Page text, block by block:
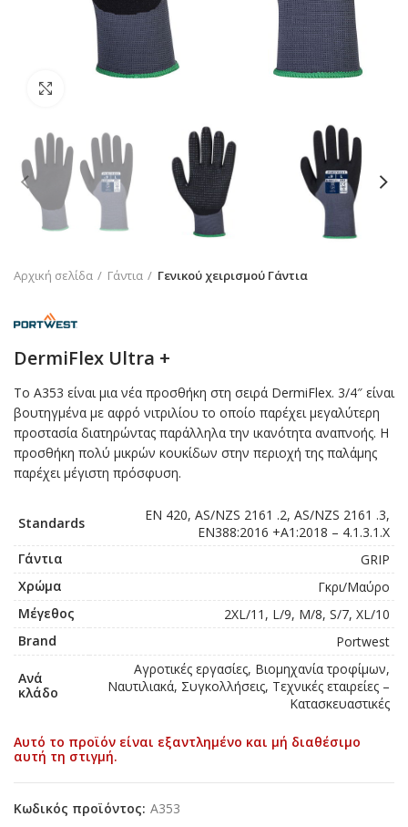
Αρχική σελίδα Γάντια Γενικού χειρισμού Γάντια
DermiFlex Ultra +
Το A353 είναι μια νέα προσθήκη στη σειρά DermiFlex. 3/4″ είναι
βουτηγμένα με αφρό νιτριλίου το οποίο παρέχει μεγαλύτερη
προστασία διατηρώντας παράλληλα την ικανότητα αναπνοής. Η
προσθήκη πολύ μικρών κουκίδων στην περιοχή της παλάμης
παρέχει μέγιστη πρόσφυση.
Standards
EN 420, AS/NZS 2161 .2, AS/NZS 2161 .3,
EN388:2016 +A1:2018 – 4.1.3.1.X
Γάντια
GRIP
Χρώμα
Γκρι/Μαύρο
Μέγεθος
2XL/11, L/9, M/8, S/7, XL/10
Brand
Portwest
Ανά
κλάδο
Αγροτικές εργασίες, Βιομηχανία τροφίμων,
Ναυτιλιακά, Συγκολλήσεις, Τεχνικές εταιρείες –
Κατασκευαστικές
Αυτό το προϊόν είναι εξαντλημένο και μή διαθέσιμο
αυτή τη στιγμή.
Κωδικός προϊόντος: A353